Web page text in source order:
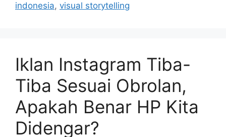
indonesia, visual storytelling
Iklan Instagram Tiba-
Tiba Sesuai Obrolan,
Apakah Benar HP Kita
Didengar?